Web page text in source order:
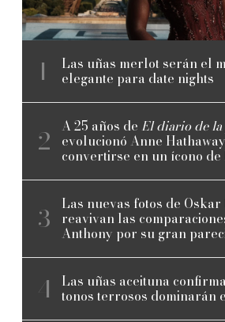
Las uñas merlot serán el
elegante para date nights
A 25 años de El diario de
evolucionó Anne
convertirse en un ícono de
Las nuevas fotos de Oskar
reavivan las
Anthony por su gran
Las uñas aceituna
tonos terrosos dominarán